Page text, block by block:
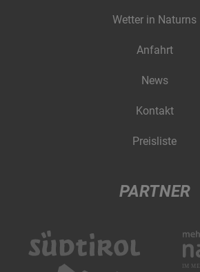
Wetter in Naturns
Anfahrt
News
Kontakt
Preisliste
PARTNER